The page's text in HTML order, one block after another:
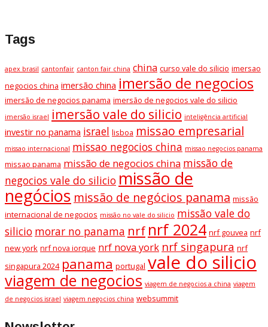
Tags
apex brasil cantonfair canton fair china china curso vale do silicio imersao
negocios china imersão china imersão de negocios
imersão de negocios panama imersão de negocios vale do silicio
imersão israel imersão vale do silicio inteligência artificial
investir no panama israel lisboa missao empresarial
missao internacional missao negocios china missao negocios panama
missao panama missão de negocios china missão de
negocios vale do silicio missão de
negócios missão de negócios panama missão
internacional de negocios missão no vale do silicio missão vale do
silicio morar no panama nrf nrf 2024 nrf gouvea nrf
new york nrf nova iorque nrf nova york nrf singapura nrf
singapura 2024 panama portugal vale do silicio
viagem de negocios viagem de negocios a china viagem
de negocios israel viagem negocios china websummit